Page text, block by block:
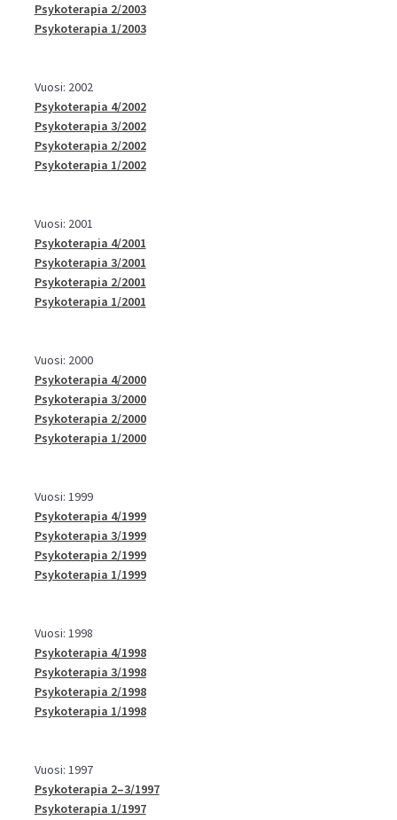
Psykoterapia 2/2003
Psykoterapia 1/2003
Vuosi: 2002
Psykoterapia 4/2002
Psykoterapia 3/2002
Psykoterapia 2/2002
Psykoterapia 1/2002
Vuosi: 2001
Psykoterapia 4/2001
Psykoterapia 3/2001
Psykoterapia 2/2001
Psykoterapia 1/2001
Vuosi: 2000
Psykoterapia 4/2000
Psykoterapia 3/2000
Psykoterapia 2/2000
Psykoterapia 1/2000
Vuosi: 1999
Psykoterapia 4/1999
Psykoterapia 3/1999
Psykoterapia 2/1999
Psykoterapia 1/1999
Vuosi: 1998
Psykoterapia 4/1998
Psykoterapia 3/1998
Psykoterapia 2/1998
Psykoterapia 1/1998
Vuosi: 1997
Psykoterapia 2–3/1997
Psykoterapia 1/1997